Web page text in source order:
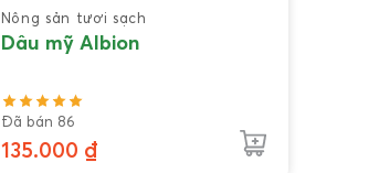
Nông sản tươi sạch
Dâu mỹ Albion
Đã bán 86
135.000 ₫